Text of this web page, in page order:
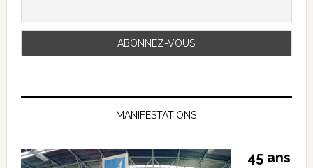
MANIFESTATIONS
45 ans